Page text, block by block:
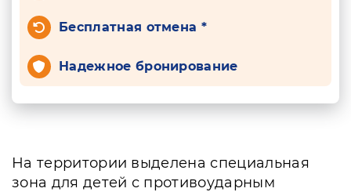
Бесплатная отмена *
Надежное бронирование
На территории выделена специальная
зона для детей с противоударным